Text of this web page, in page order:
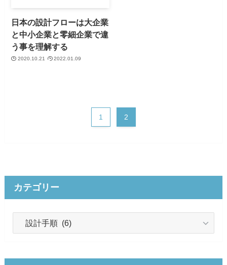
日本の設計フローは大企業
と中小企業と零細企業で違
う事を理解する
2020.10.21 2022.01.09
1 2
カテゴリー